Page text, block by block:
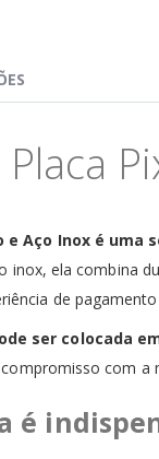
e Aço Inox é
inox, ela combina
de
ser colocada
com a
é